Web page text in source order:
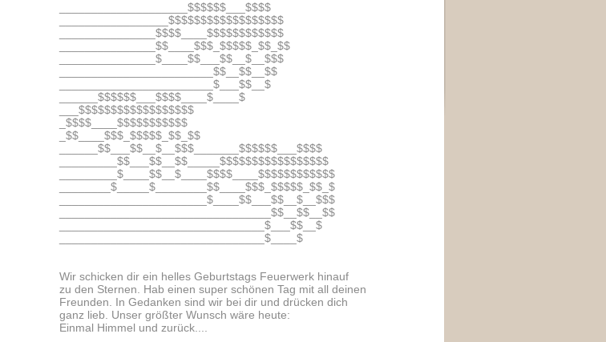
____________________$$$$$$___$$$$
_________________$$$$$$$$$$$$$$$$$$
_______________$$$$____$$$$$$$$$$$$
_______________$$____$$$_$$$$$_$$_$$
_______________$____$$___$$__$__$$$
________________________$$__$$__$$
________________________$___$$__$
______$$$$$$___$$$$____$____$
___$$$$$$$$$$$$$$$$$$
_$$$$____$$$$$$$$$$$
_$$____$$$_$$$$$_$$_$$
______$$___$$__$__$$$_______$$$$$$___$$$$
_________$$___$$__$$_____$$$$$$$$$$$$$$$$$
_________$____$$__$____$$$$____$$$$$$$$$$$$
________$_____$________$$____$$$_$$$$$_$$_$
_______________________$____$$___$$__$__$$$
_________________________________$$__$$__$$
________________________________$___$$__$
________________________________$____$
Wir schicken dir ein helles Geburtstags Feuerwerk hinauf
zu den Sternen. Hab einen super schönen Tag mit all deinen
Freunden. In Gedanken sind wir bei dir und drücken dich
ganz lieb. Unser größter Wunsch wäre heute:
Einmal Himmel und zurück....